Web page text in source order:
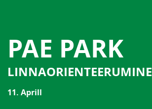
PAE PARK
LINNAORIENTEERUMINE
11. Aprill